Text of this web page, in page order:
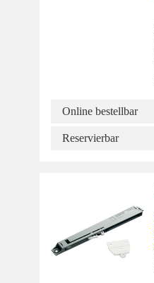
Online bestellbar
Reservierbar